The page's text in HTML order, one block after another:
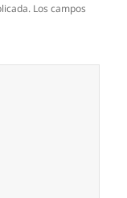
Los campos